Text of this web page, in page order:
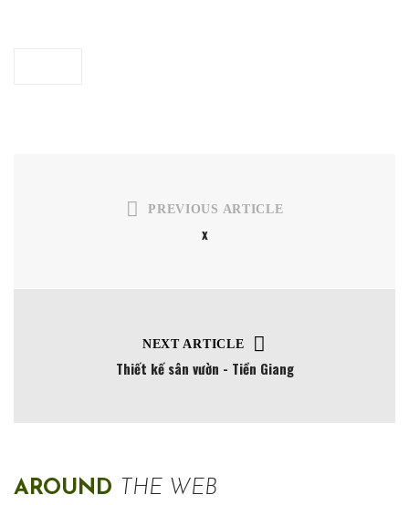
PREVIOUS ARTICLE
x
NEXT ARTICLE
Thiết kế sân vườn - Tiền Giang
AROUND THE WEB